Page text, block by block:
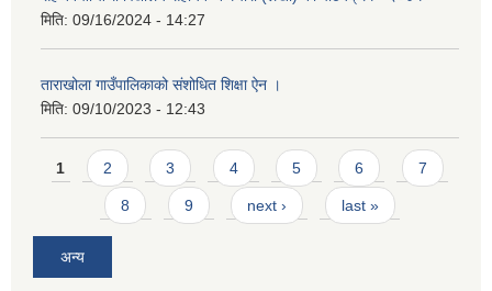
मिति: 09/16/2024 - 14:27
ताराखोला गाउँपालिकाको संशोधित शिक्षा ऐन ।
मिति: 09/10/2023 - 12:43
Pages
1 2 3 4 5 6 7
8 9 next › last »
अन्य